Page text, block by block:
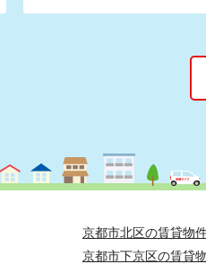
京都市北区の賃貸物
京都市下京区の賃貸